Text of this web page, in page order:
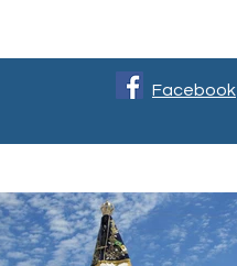
Facebook